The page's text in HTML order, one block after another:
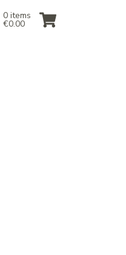
0 items
€0.00